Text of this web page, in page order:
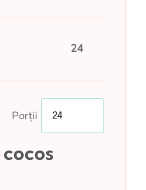
24
Porții